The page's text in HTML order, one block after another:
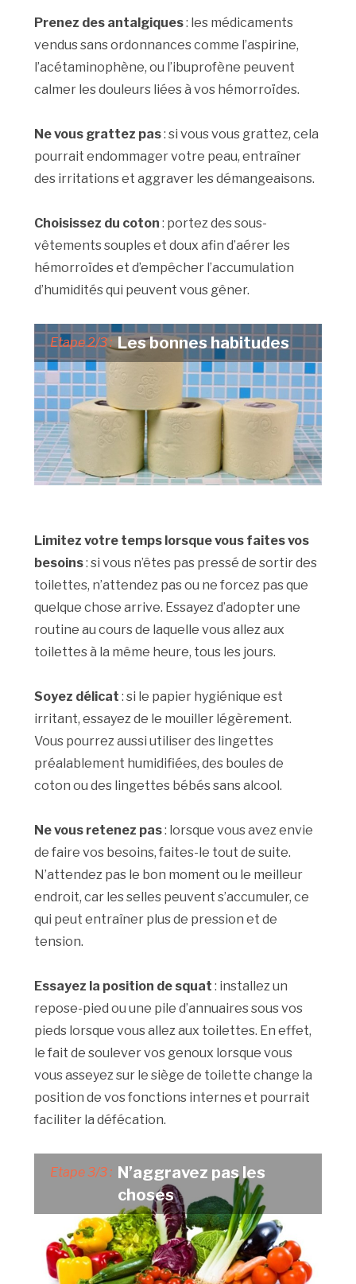
Prenez des antalgiques: les médicaments
vendus sans ordonnances comme l’aspirine,
l’acétaminophène, ou l’ibuprofène peuvent
calmer les douleurs liées à vos hémorroïdes.
Ne vous grattez pas: si vous vous grattez, cela
pourrait endommager votre peau, entraîner
des irritations et aggraver les démangeaisons.
Choisissez du coton : portez des sous-
vêtements souples et doux afin d’aérer les
hémorroïdes et d’empêcher l’accumulation
d’humidités qui peuvent vous gêner.
Etape 2/3 : Les bonnes habitudes
Limitez votre temps lorsque vous faites vos
besoins: si vous n’êtes pas pressé de sortir des
toilettes, n’attendez pas ou ne forcez pas que
quelque chose arrive. Essayez d’adopter une
routine au cours de laquelle vous allez aux
toilettes à la même heure, tous les jours.
Soyez délicat : si le papier hygiénique est
irritant, essayez de le mouiller légèrement.
Vous pourrez aussi utiliser des lingettes
préalablement humidifiées, des boules de
coton ou des lingettes bébés sans alcool.
Ne vous retenez pas: lorsque vous avez envie
de faire vos besoins, faites-le tout de suite.
N’attendez pas le bon moment ou le meilleur
endroit, car les selles peuvent s’accumuler, ce
qui peut entraîner plus de pression et de
tension.
Essayez la position de squat : installez un
repose-pied ou une pile d’annuaires sous vos
pieds lorsque vous allez aux toilettes. En effet,
le fait de soulever vos genoux lorsque vous
vous asseyez sur le siège de toilette change la
position de vos fonctions internes et pourrait
faciliter la défécation.
Etape 3/3 : N’aggravez pas les
choses